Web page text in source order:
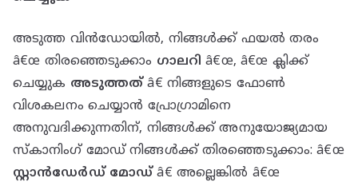
അടുത്ത വിൻഡോയിൽ, നിങ്ങൾക്ക് ഫയൽ തരം
â€œ തിരഞ്ഞെടുക്കാം ഗാലറി â€œ, â€œ ക്ലിക്ക്
ചെയ്യുക അടുത്തത്â€ നിങ്ങളുടെ ഫോൺ
വിശകലനം ചെയ്യാൻ പ്രോഗ്രാമിനെ
അനുവദിക്കുന്നതിന്, നിങ്ങൾക്ക് അനുയോജ്യമായ
സ്കാനിംഗ് മോഡ് നിങ്ങൾക്ക് തിരഞ്ഞെടുക്കാം: â€œ
സ്റ്റാൻഡേർഡ് മോഡ്â€ അല്ലെങ്കിൽ â€œ